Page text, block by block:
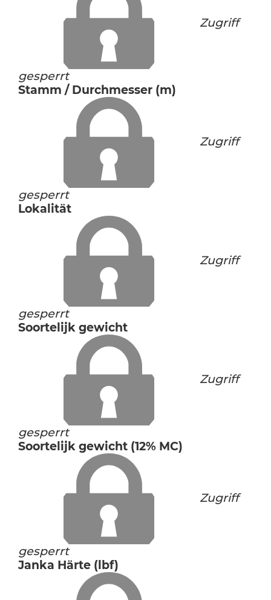
Zugriff
gesperrt
Stamm / Durchmesser (m)
Zugriff
gesperrt
Lokalität
Zugriff
gesperrt
Soortelijk gewicht
Zugriff
gesperrt
Soortelijk gewicht (12% MC)
Zugriff
gesperrt
Janka Härte (lbf)